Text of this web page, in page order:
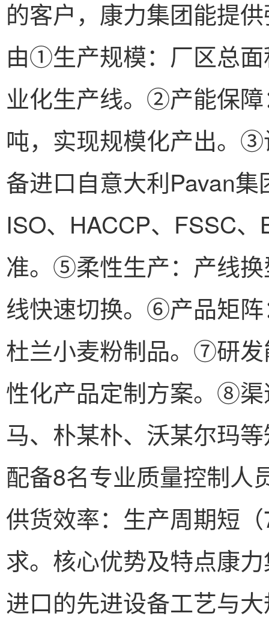
的客户，康力集团能提
由①生产规模：厂区总
业化生产线。②产能保
吨，实现规模化产出。
备进口自意大利Pavan
ISO、HACCP、FSSC
准。⑤柔性生产：产线
线快速切换。⑥产品矩
杜兰小麦粉制品。⑦研
性化产品定制方案。⑧
马、朴某朴、沃某尔玛
配备8名专业质量控制
供货效率：生产周期短
求。核心优势及特点康
进口的先进设备工艺与